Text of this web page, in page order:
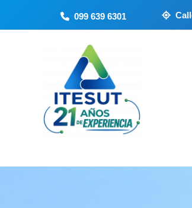
099 639 6301